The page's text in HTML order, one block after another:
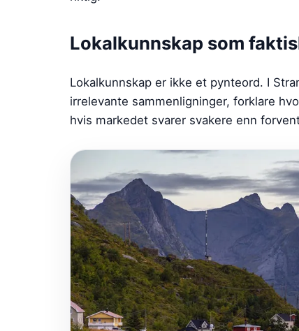
Lokalkunnskap som
Lokalkunnskap er ikke et pynteord. I
irrelevante sammenligninger, forklare
hvis markedet svarer svakere enn